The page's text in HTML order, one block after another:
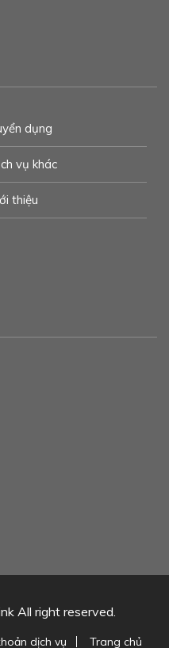
dụng
vụ khác
thiệu
All right reserved.
dịch vụ Trang chủ